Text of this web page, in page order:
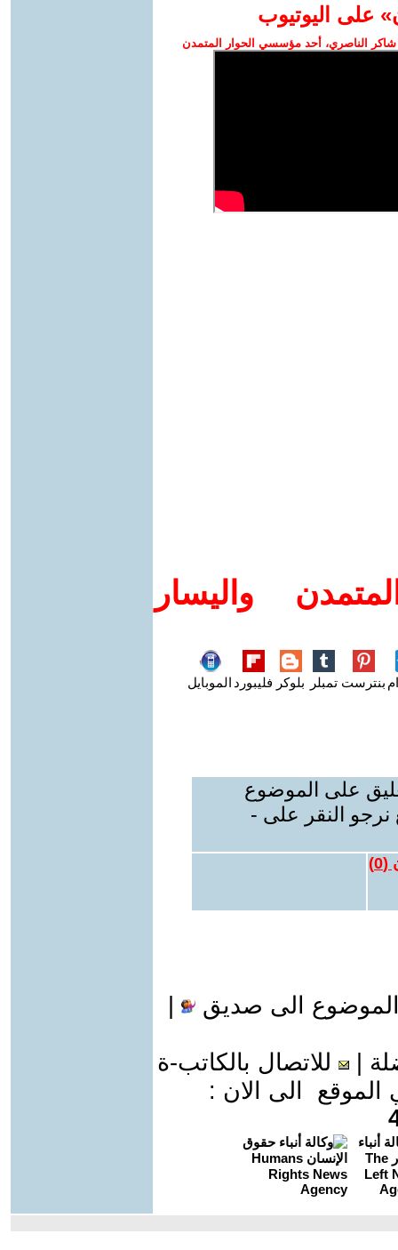
على اليوتيوب
الناصري، أحد مؤسسي الحوار المتمدن
واليسار
بنترست تمبلر بلوكر فليبورد الموبايل
على الموضوع
نرجو النقر على -
(
0
)
الى صديق
للاتصال بالكاتب-ة
الى الان :